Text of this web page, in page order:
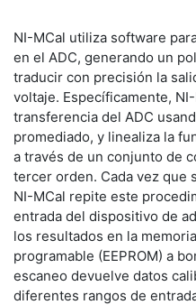
NI-MCal utiliza software
en el ADC, generando un
traducir con precisión la
voltaje. Específicamente,
transferencia del ADC
promediado, y linealiza la
a través de un conjunto de
tercer orden. Cada vez que
NI-MCal repite este
entrada del dispositivo de
los resultados en la
programable (EEPROM) a
escaneo devuelve datos
diferentes rangos de